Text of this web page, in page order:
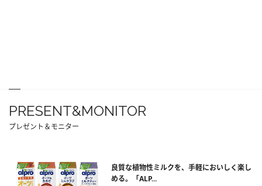
PRESENT&MONITOR
プレゼント＆モニター
良質な植物性ミルクを、手軽においしく楽し
める。「ALP...